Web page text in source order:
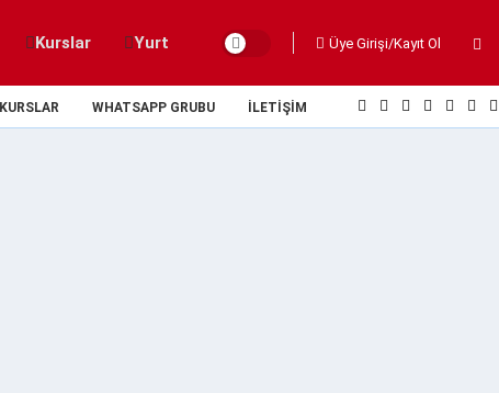
Kurslar Yurt Üye Girişi/Kayıt Ol
KURSLAR WHATSAPP GRUBU İLETIŞIM